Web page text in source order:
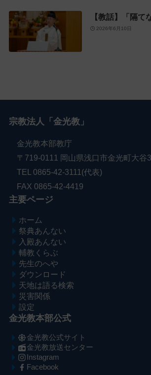
【教話】「隔て
2026年6月10日
宗教法人「金光教」
金光教本部教庁
〒719-0111 岡山県浅口市金光町大谷
TEL 0865-42-3111(代表)
FAX 0865-42-4419
主要ページ
ホーム
祭典あんない
入殿あんない
輔教くらぶ
先生のへや
ダウンロード
天地は語る検索
災害関係
設定
金光教本部公式
金光教公式サイト
金光教放送センター
Instagram
Facebook